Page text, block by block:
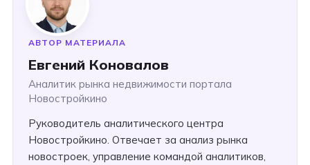
АВТОР МАТЕРИАЛА
Евгений Коновалов
Аналитик рынка недвижимости портала
Новостройкино
Руководитель аналитического центра
Новостройкино. Отвечает за анализ рынка
новостроек, управление командой аналитиков,